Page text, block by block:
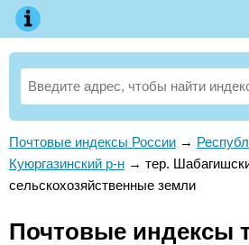
Почтовые индексы России →
Куюргазинский р-н → тер.
сельскохозяйственные земли
Почтовые индексы